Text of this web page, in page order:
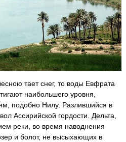
тает снег, то воды Евфрата
наибольшего уровня,
подобно Нилу. Разлившийся в
Ассирийской гордости. Дельта,
реки, во время наводнения
и болот, не высыхающих в